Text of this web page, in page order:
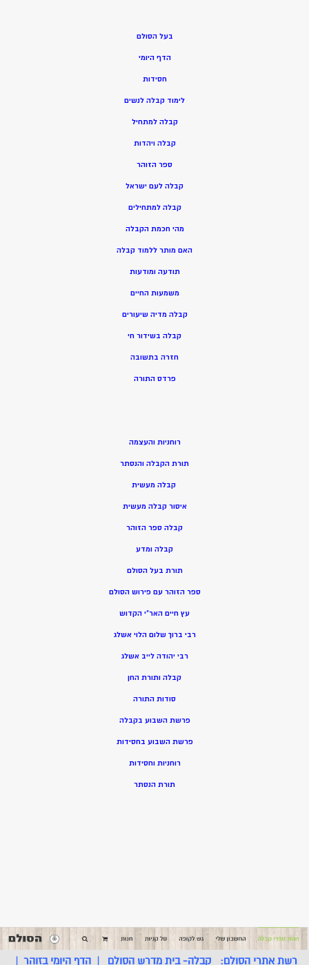
בעל הסולם
הדף היומי
חסידות
לימוד קבלה לנשים
קבלה למתחיל
קבלה ויהדות
ספר הזוהר
קבלה לעם ישראל
קבלה למתחילים
מהי חכמת הקבלה
האם מותר ללמוד קבלה
תודעה ומודעות
משמעות החיים
קבלה מדיה שיעורים
קבלה בשידור חי
חזרה בתשובה
פרדס התורה
רוחניות והעצמה
תורת הקבלה והנסתר
קבלה מעשית
איסור קבלה מעשית
קבלה ספר הזוהר
קבלה ומדע
תורת בעל הסולם
ספר הזוהר עם פירוש הסולם
עץ חיים האר”י הקדוש
רבי ברוך שלום הלוי אשלג
רבי יהודה לייב אשלג
קבלה ותורת החן
סודות התורה
פרשת השבוע בקבלה
פרשת השבוע בחסידות
רוחניות וחסידות
תורת הנסתר
רשת אתרי הסולם: קבלה- בית מדרש הסולם |הדף היומי בזוהר |